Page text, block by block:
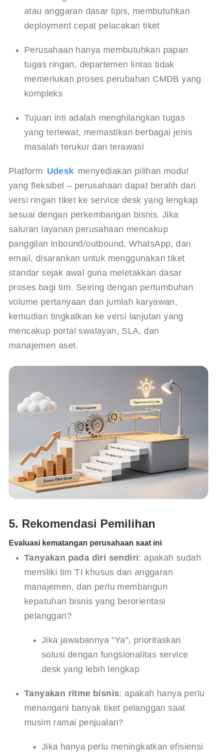
atau anggaran dasar tipis, membutuhkan
deployment cepat pelacakan tiket
Perusahaan hanya membutuhkan papan
tugas ringan, departemen lintas tidak
memerlukan proses perubahan CMDB yang
kompleks
Tujuan inti adalah menghilangkan tugas
yang terlewat, memastikan berbagai jenis
masalah terukur dan terawasi
Platform Udesk menyediakan pilihan modul
yang fleksibel – perusahaan dapat beralih dari
versi ringan tiket ke service desk yang lengkap
sesuai dengan perkembangan bisnis. Jika
saluran layanan perusahaan mencakup
panggilan inbound/outbound, WhatsApp, dan
email, disarankan untuk menggunakan tiket
standar sejak awal guna meletakkan dasar
proses bagi tim. Seiring dengan pertumbuhan
volume pertanyaan dan jumlah karyawan,
kemudian tingkatkan ke versi lanjutan yang
mencakup portal swalayan, SLA, dan
manajemen aset.
5. Rekomendasi Pemilihan
Evaluasi kematangan perusahaan saat ini
Tanyakan pada diri sendiri: apakah sudah
memiliki tim TI khusus dan anggaran
manajemen, dan perlu membangun
kepatuhan bisnis yang berorientasi
pelanggan?
Jika jawabannya "Ya", prioritaskan
solusi dengan fungsionalitas service
desk yang lebih lengkap
Tanyakan ritme bisnis: apakah hanya perlu
menangani banyak tiket pelanggan saat
musim ramai penjualan?
Jika hanya perlu meningkatkan efisiensi